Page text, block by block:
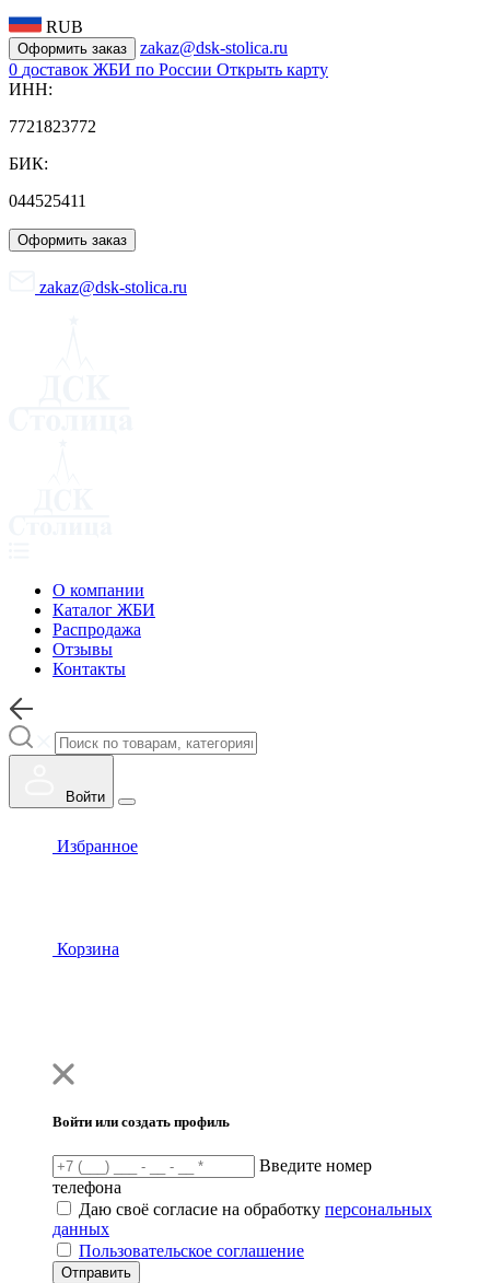
RUB
Оформить заказ
zakaz@dsk-stolica.ru
0 доставок ЖБИ по России Открыть карту
ИНН:
7721823772
БИК:
044525411
Оформить заказ
zakaz@dsk-stolica.ru
О компании
Каталог ЖБИ
Распродажа
Отзывы
Контакты
Войти
Избранное
Корзина
Войти или создать профиль
Введите номер
телефона
Даю своё согласие на обработку персональных
данных
Пользовательское соглашение
Отправить